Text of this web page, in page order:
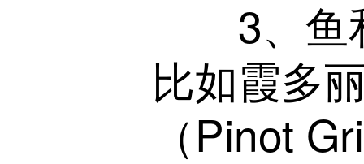
3、鱼和
比如霞多
（Pinot